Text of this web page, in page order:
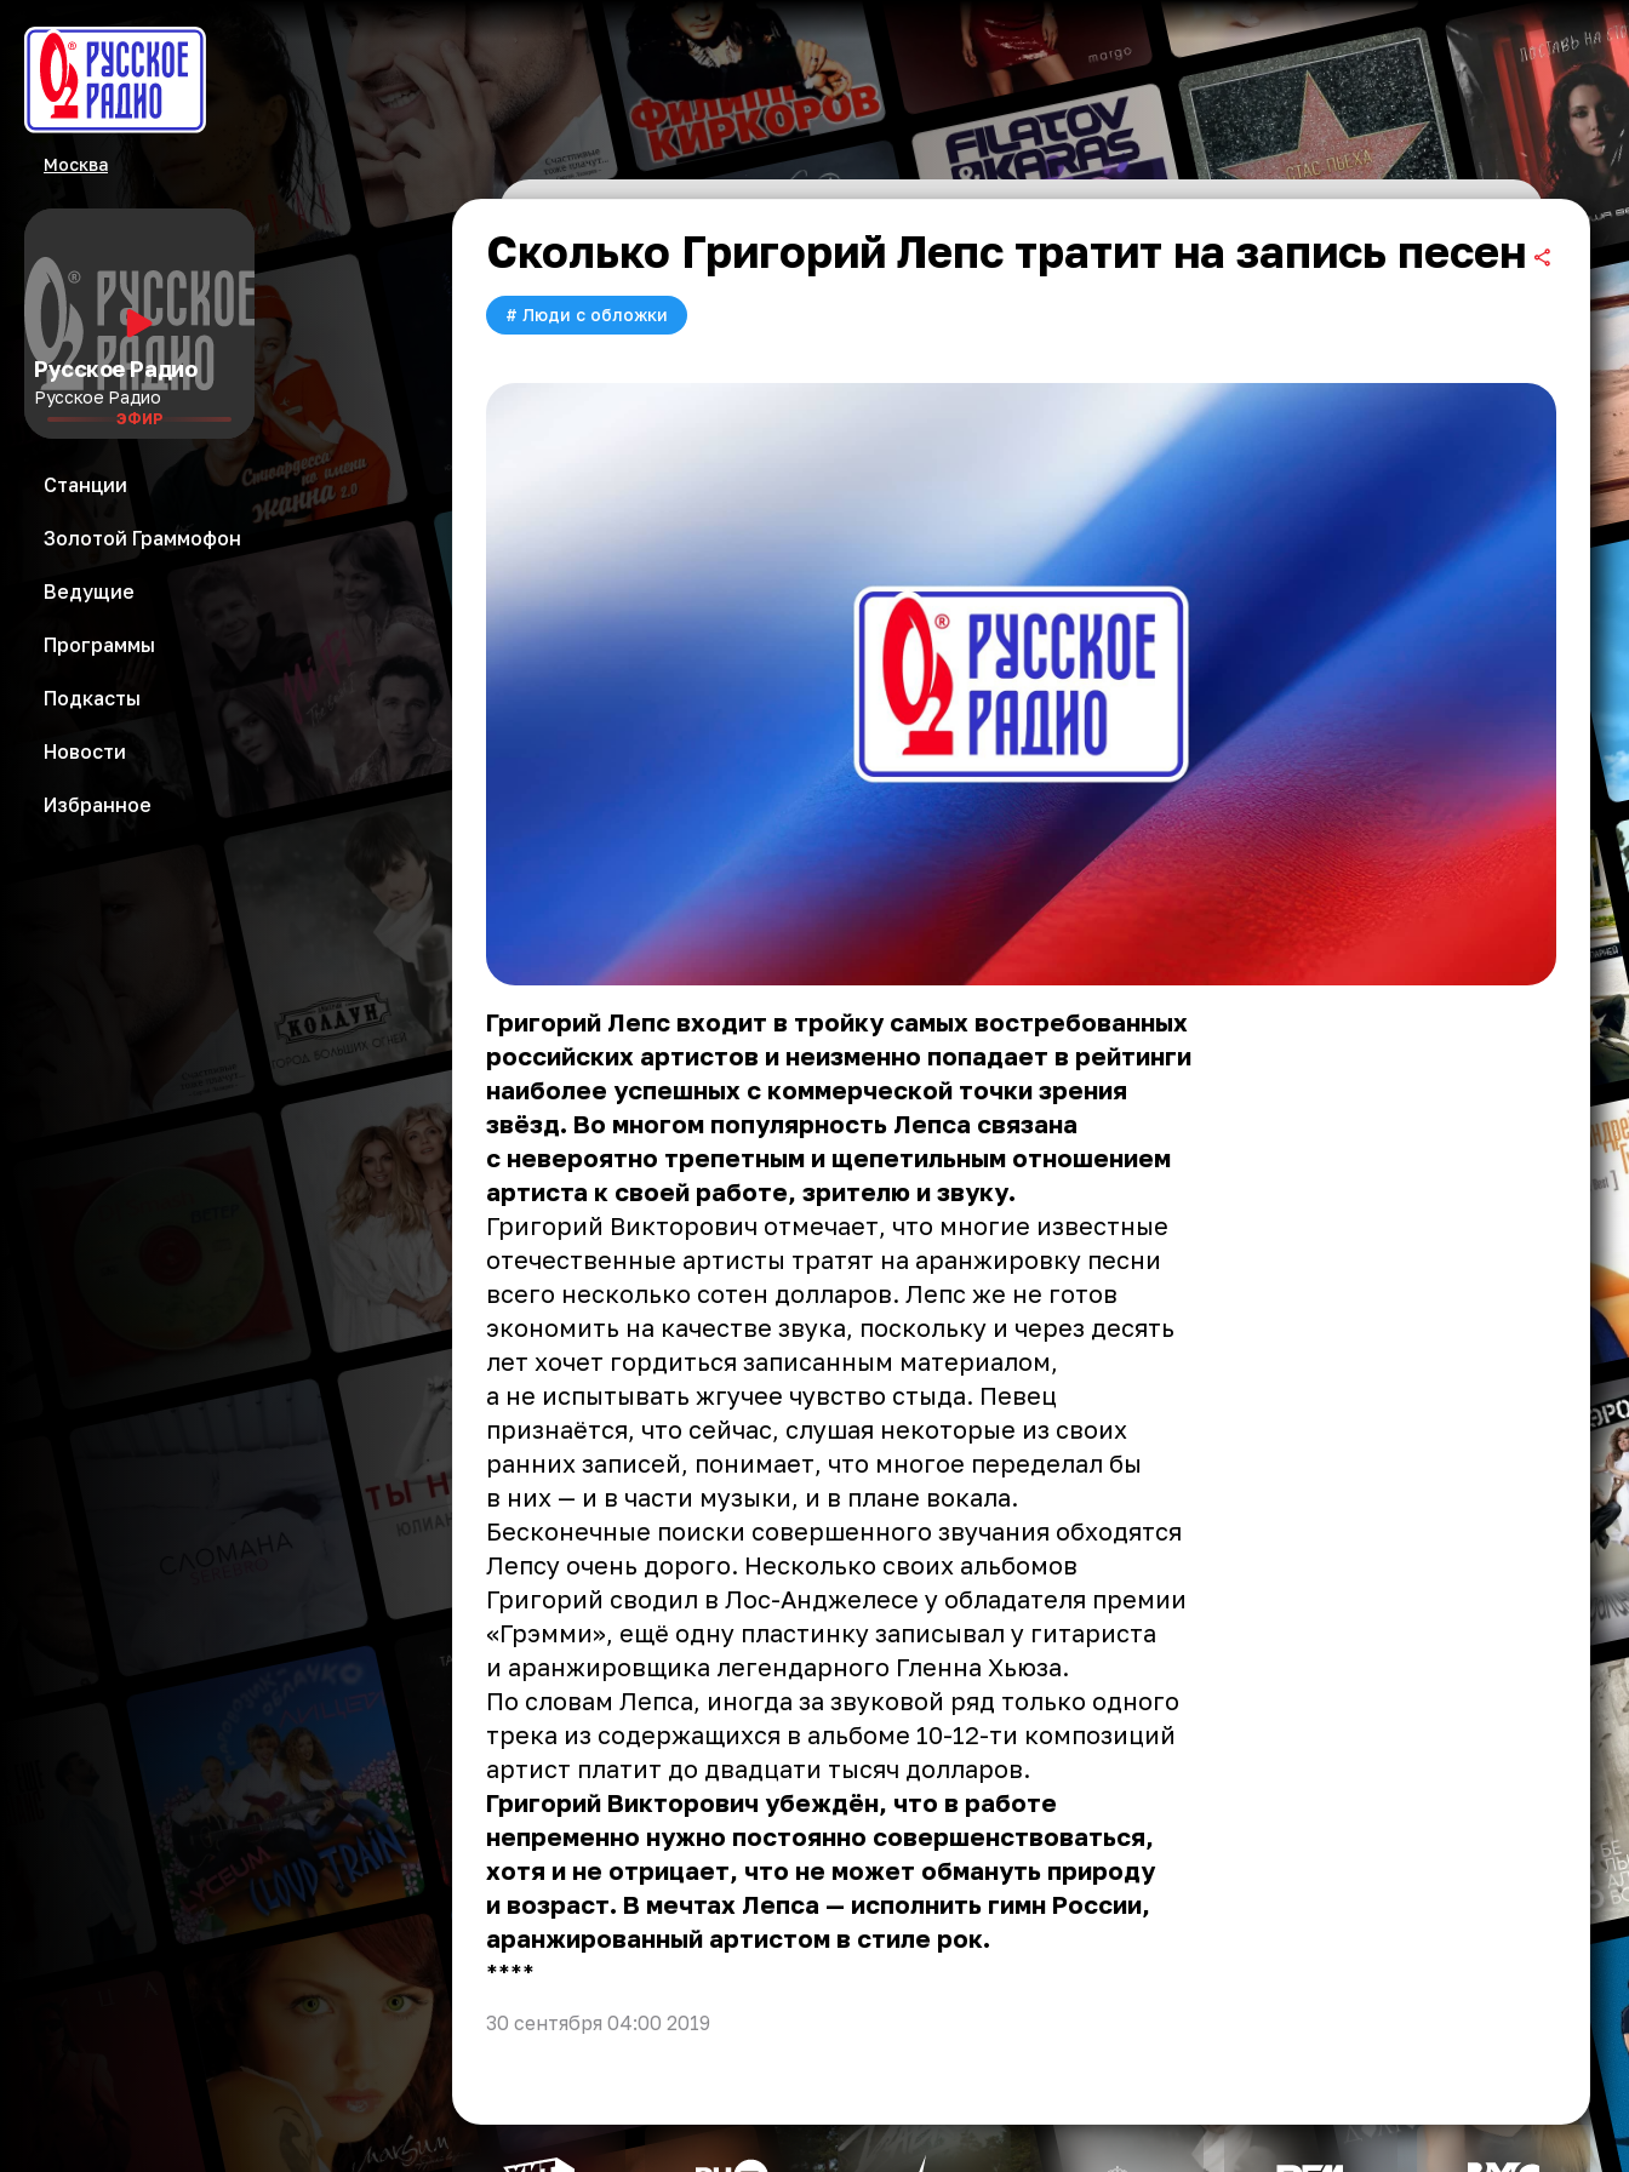
Москва
Русское Радио
Русское Радио
ЭФИР
Станции
Золотой Граммофон
Ведущие
Программы
Подкасты
Новости
Избранное
Сколько Григорий Лепс тратит на запись песен
# Люди с обложки
Григорий Лепс входит в тройку самых востребованных
российских артистов и неизменно попадает в рейтинги
наиболее успешных с коммерческой точки зрения
звёзд. Во многом популярность Лепса связана
с невероятно трепетным и щепетильным отношением
артиста к своей работе, зрителю и звуку.
Григорий Викторович отмечает, что многие известные
отечественные артисты тратят на аранжировку песни
всего несколько сотен долларов. Лепс же не готов
экономить на качестве звука, поскольку и через десять
лет хочет гордиться записанным материалом,
а не испытывать жгучее чувство стыда. Певец
признаётся, что сейчас, слушая некоторые из своих
ранних записей, понимает, что многое переделал бы
в них — и в части музыки, и в плане вокала.
Бесконечные поиски совершенного звучания обходятся
Лепсу очень дорого. Несколько своих альбомов
Григорий сводил в Лос-Анджелесе у обладателя премии
«Грэмми», ещё одну пластинку записывал у гитариста
и аранжировщика легендарного Гленна Хьюза.
По словам Лепса, иногда за звуковой ряд только одного
трека из содержащихся в альбоме 10-12-ти композиций
артист платит до двадцати тысяч долларов.
Григорий Викторович убеждён, что в работе
непременно нужно постоянно совершенствоваться,
хотя и не отрицает, что не может обмануть природу
и возраст. В мечтах Лепса — исполнить гимн России,
аранжированный артистом в стиле рок.
** **
30 сентября 04:00 2019